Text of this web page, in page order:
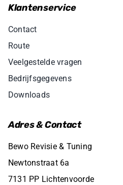
Klantenservice
Contact
Route
Veelgestelde vragen
Bedrijfsgegevens
Downloads
Adres & Contact
Bewo Revisie & Tuning
Newtonstraat 6a
7131 PP Lichtenvoorde